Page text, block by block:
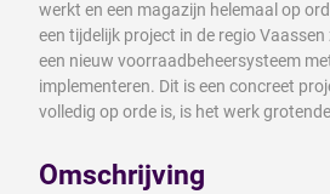
werkt en een magazijn helemaal op
een tijdelijk project in de regio
een nieuw voorraadbeheersysteem
implementeren. Dit is een concreet
volledig op orde is, is het werk
Omschrijving